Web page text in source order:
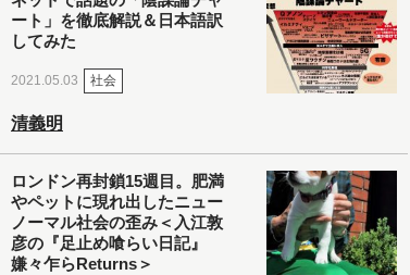
ート」を徹底解説＆日本語訳
してみた
2021.05.03 社会
清義明
ロンドン再封鎖15週目。肥満
やペットに現れ出したニュー
ノーマル社会の歪み＜入江敦
彦の『足止め喰らい日記』
嫌々乍らReturns＞